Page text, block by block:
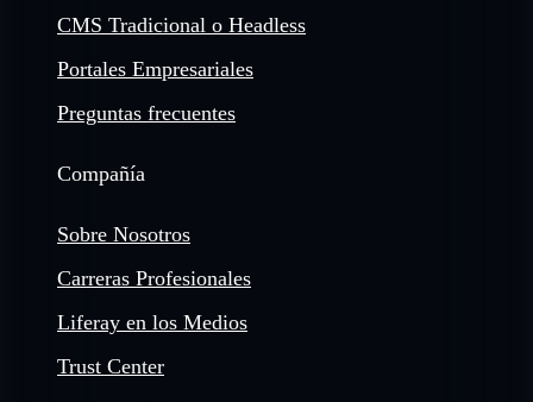
CMS Tradicional o Headless
Portales Empresariales
Preguntas frecuentes
Compañía
Sobre Nosotros
Carreras Profesionales
Liferay en los Medios
Trust Center